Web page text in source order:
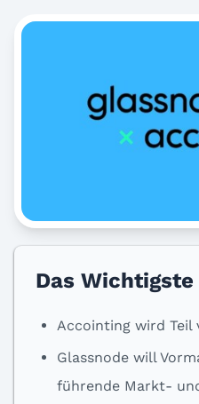
Das
Accointing wird Teil
Glassnode will
führende Markt-